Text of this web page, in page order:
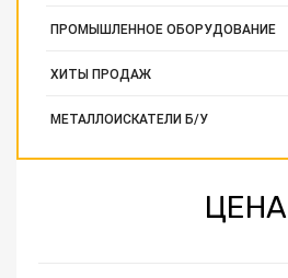
ПРОМЫШЛЕННОЕ ОБОРУДОВАНИЕ
ХИТЫ ПРОДАЖ
МЕТАЛЛОИСКАТЕЛИ Б/У
ЦЕНА